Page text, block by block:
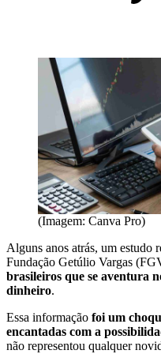
(Imagem: Canva Pro)
Alguns anos atrás, um estudo
Fundação Getúlio Vargas
brasileiros que se aventura
dinheiro.
Essa informação foi um
encantadas com a
não representou qualquer